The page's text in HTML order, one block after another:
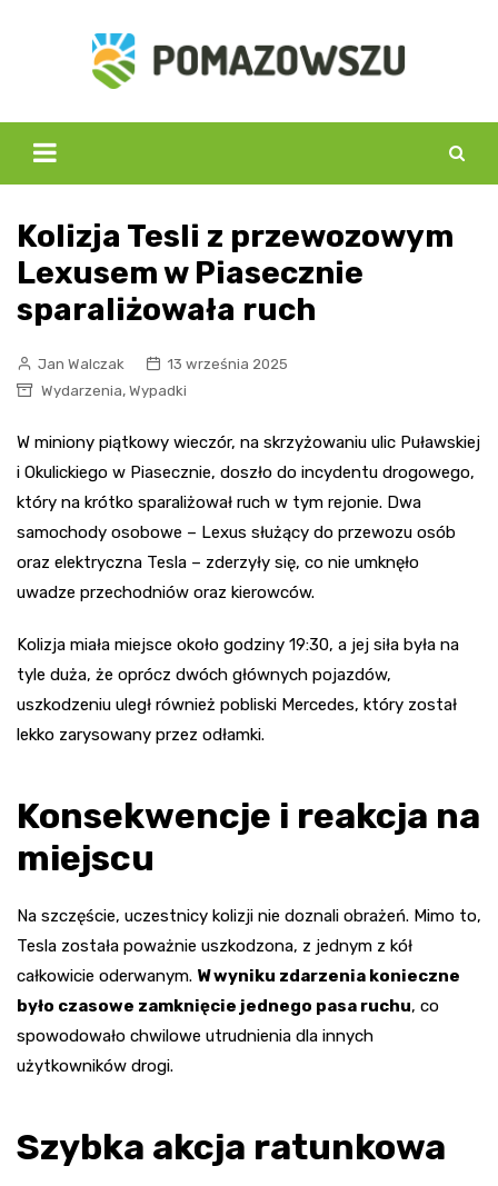
Kolizja Tesli z przewozowym
Lexusem w Piasecznie
sparaliżowała ruch
Jan Walczak
13 września 2025
Wydarzenia, Wypadki
W miniony piątkowy wieczór, na skrzyżowaniu ulic Puławskiej
i Okulickiego w Piasecznie, doszło do incydentu drogowego,
który na krótko sparaliżował ruch w tym rejonie. Dwa
samochody osobowe – Lexus służący do przewozu osób
oraz elektryczna Tesla – zderzyły się, co nie umknęło
uwadze przechodniów oraz kierowców.
Kolizja miała miejsce około godziny 19:30, a jej siła była na
tyle duża, że oprócz dwóch głównych pojazdów,
uszkodzeniu uległ również pobliski Mercedes, który został
lekko zarysowany przez odłamki.
Konsekwencje i reakcja na
miejscu
Na szczęście, uczestnicy kolizji nie doznali obrażeń. Mimo to,
Tesla została poważnie uszkodzona, z jednym z kół
całkowicie oderwanym. W wyniku zdarzenia konieczne
było czasowe zamknięcie jednego pasa ruchu, co
spowodowało chwilowe utrudnienia dla innych
użytkowników drogi.
Szybka akcja ratunkowa